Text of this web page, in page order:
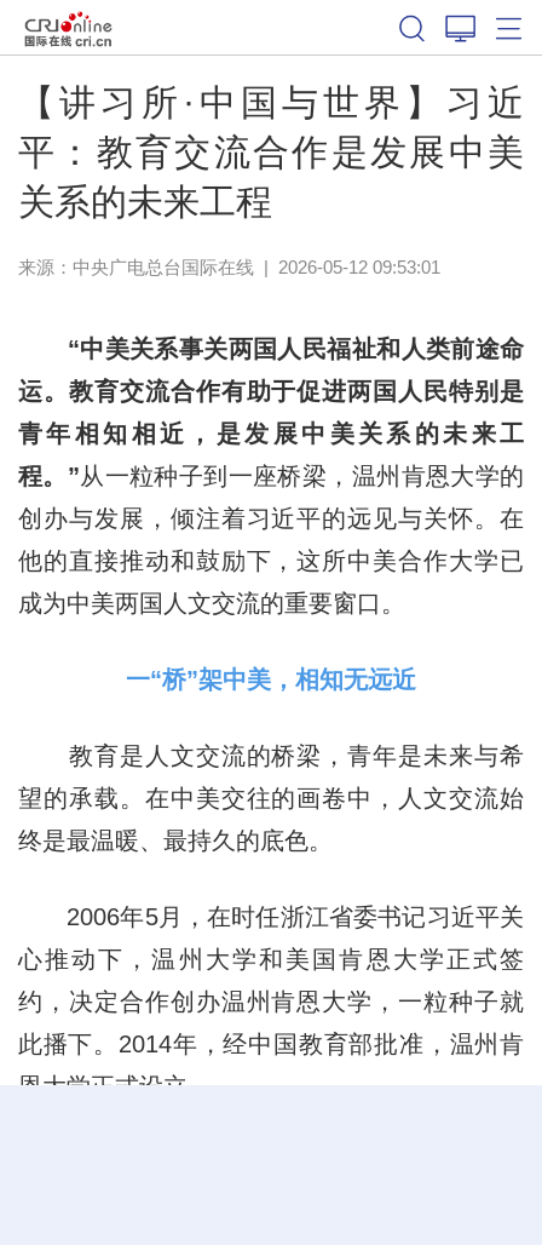
【讲习所·中国与世界】习近
平：教育交流合作是发展中美
关系的未来工程
来源：中央广电总台国际在线| 2026-05-12 09:53:01
“中美关系事关两国人民福祉和人类前途命
运。教育交流合作有助于促进两国人民特别是
青年相知相近，是发展中美关系的未来工
程。”从一粒种子到一座桥梁，温州肯恩大学的
创办与发展，倾注着习近平的远见与关怀。在
他的直接推动和鼓励下，这所中美合作大学已
成为中美两国人文交流的重要窗口。
一“桥”架中美，相知无远近
教育是人文交流的桥梁，青年是未来与希
望的承载。在中美交往的画卷中，人文交流始
终是最温暖、最持久的底色。
2006年5月，在时任浙江省委书记习近平关
心推动下，温州大学和美国肯恩大学正式签
约，决定合作创办温州肯恩大学，一粒种子就
此播下。2014年，经中国教育部批准，温州肯
恩大学正式设立。